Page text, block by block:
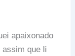
apaixonado
assim que li